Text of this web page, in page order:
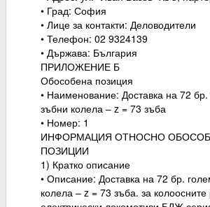
• Град: София
• Лице за контакти: Деловодители
• Телефон: 02 9324139
• Държава: България
ПРИЛОЖЕНИЕ Б
Обособена позиция
• Наименование: Доставка на 72
зъбни колела – z = 73 зъба
• Номер: 1
ИНФОРМАЦИЯ ОТНОСНО
ПОЗИЦИИ
1) Кратко описание
• Описание: Доставка на 72 бр.
колела – z = 73 зъба. за колоосните